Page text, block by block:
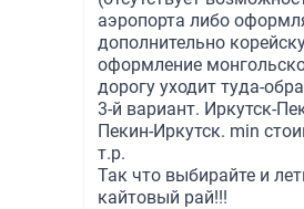
аэропорта либо
дополнительно
оформление
дорогу уходит туда-
3-й вариант. Иркутск-
Пекин-Иркутск. min
т.р.
Так что выбирайте и
кайтовый рай!!!